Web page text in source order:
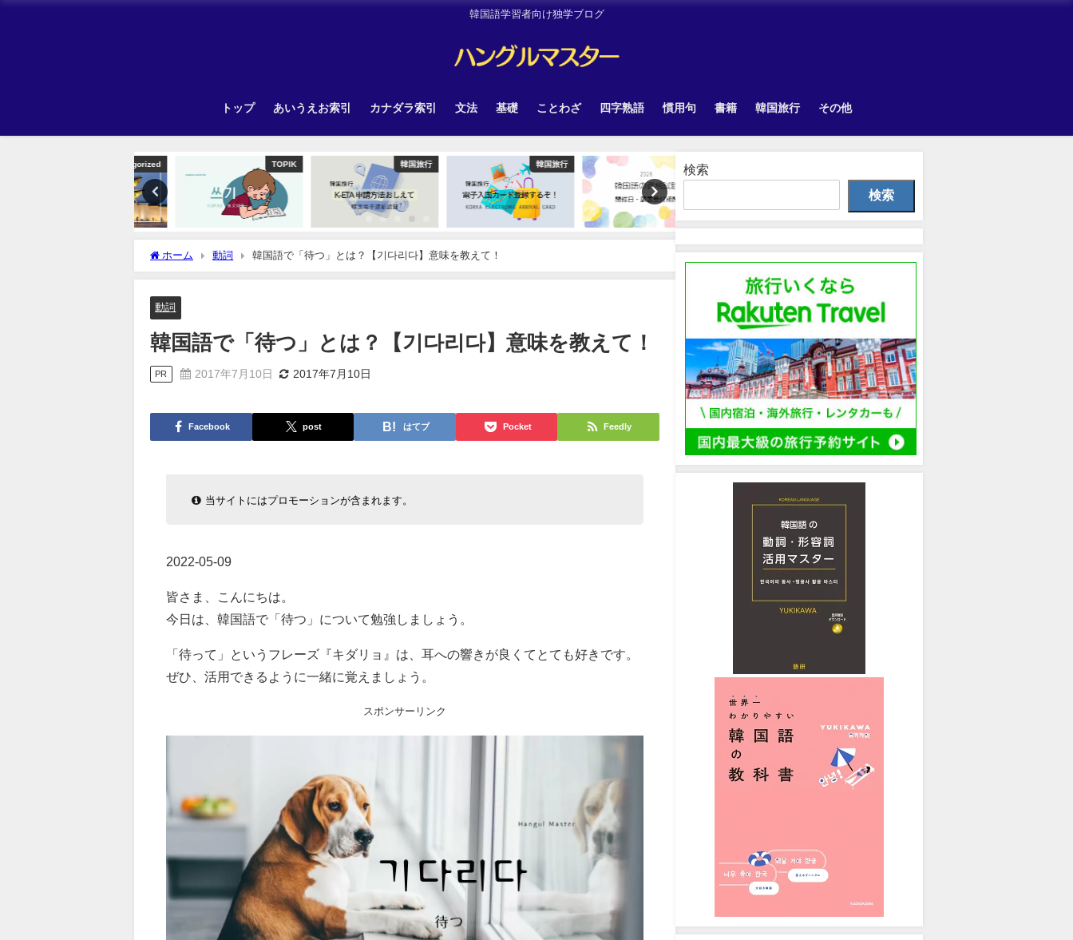
韓国語学習者向け独学ブログ
トップ あいうえお索引 カナダラ索引 文法 基礎 ことわざ 四字熟語 慣用句 書籍 韓国旅行 その他
韓国旅行 韓国旅行 Other
ホーム 動詞 韓国語で「待つ」とは？【기다리다】意味を教えて！
動詞
韓国語で「待つ」とは？【기다리다】意味を教えて！
PR 2017年7月10日 2017年7月10日
Facebook post はてブ Pocket Feedly
当サイトにはプロモーションが含まれます。
2022-05-09
皆さま、こんにちは。
今日は、韓国語で「待つ」について勉強しましょう。
「待って」というフレーズ『キダリョ』は、耳への響きが良くてとても好きです。
ぜひ、活用できるように一緒に覚えましょう。
スポンサーリンク
検索
検索